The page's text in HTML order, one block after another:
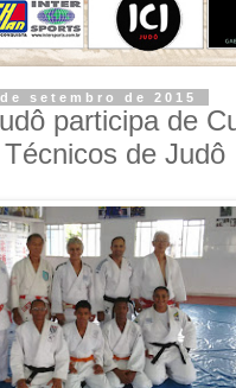
setembro de 2015
participa de
de Judô